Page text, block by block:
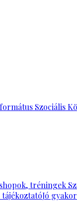
Szociális
tréningek
Jó